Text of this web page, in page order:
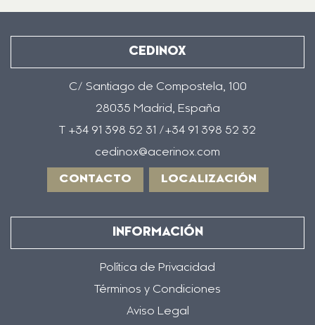
CEDINOX
C/ Santiago de Compostela, 100
28035 Madrid, España
T +34 91 398 52 31 /+34 91 398 52 32
cedinox@acerinox.com
CONTACTO LOCALIZACIÓN
INFORMACIÓN
Política de Privacidad
Términos y Condiciones
Aviso Legal